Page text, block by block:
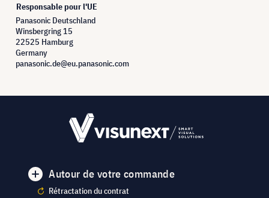
Responsable pour l'UE
Panasonic Deutschland
Winsbergring 15
22525 Hamburg
Germany
panasonic.de@eu.panasonic.com
Autour de votre commande
Rétractation du contrat